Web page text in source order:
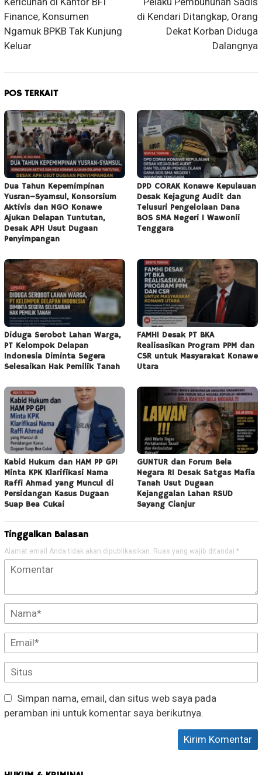
pos
Finance, Konsumen
Ngamuk BPKB Tak Kunjung
Keluar
di Kendari Ditangkap, Orang
Dekat Korban Diduga
Dalangnya
POS TERKAIT
Dua Tahun Kepemimpinan
Yusran–Syamsul, Konsorsium
Aktivis dan NGO Konawe
Ajukan Delapan Tuntutan,
Desak APH Usut Dugaan
Penyimpangan
DPD CORAK Konawe Kepulauan
Desak Kejagung Audit dan
Telusuri Pengelolaan Dana
BOS SMA Negeri 1 Wawonii
Tenggara
Diduga Serobot Lahan Warga,
PT Kelompok Delapan
Indonesia Diminta Segera
Selesaikan Hak Pemilik Tanah
FAMHI Desak PT BKA
Realisasikan Program PPM dan
CSR untuk Masyarakat Konawe
Utara
Kabid Hukum dan HAM PP GPI
Minta KPK Klarifikasi Nama
Raffi Ahmad yang Muncul di
Persidangan Kasus Dugaan
Suap Bea Cukai
GUNTUR dan Forum Bela
Negara RI Desak Satgas Mafia
Tanah Usut Dugaan
Kejanggalan Lahan RSUD
Sayang Cianjur
Tinggalkan Balasan
Alamat email Anda tidak akan dipublikasikan. Ruas yang wajib ditandai *
Simpan nama, email, dan situs web saya pada
peramban ini untuk komentar saya berikutnya.